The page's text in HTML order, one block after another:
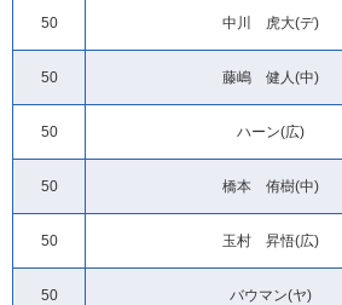
50 中川 虎大(デ)
50 藤嶋 健人(中)
50 ハーン(広)
50 橋本 侑樹(中)
50 玉村 昇悟(広)
50 バウマン(ヤ)